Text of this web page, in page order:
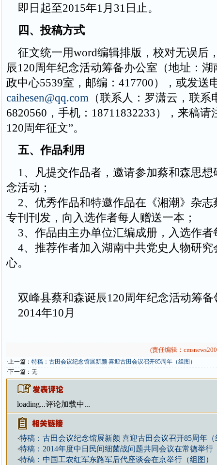
即日起至2015年1月31日止。
四、投稿方式
征文统一用word编辑排版，校对无误后
辰120周年纪念活动筹备办公室（地址：
政中心5539室，邮编：417700），或发送
caihesen@qq.com（联系人：罗潇云，联系
6820560，手机：18711832233），来稿请
120周年征文”。
五、作品利用
1、凡提交作品者，邀请参加蔡和森思想
念活动；
2、优秀作品和特邀作品在《湘潮》杂志
专刊刊发，向入选作者每人赠送一本；
3、作品由主办单位汇编成册，入选作者
4、推荐作者加入湖南中共党史人物研究
心。
双峰县蔡和森诞辰120周年纪念活动筹备
2014年10月
(责任编辑：
·上一篇： 特稿：古田会议纪念馆展新颜 喜迎古田会议召开85周年（组图）
·下一篇：无
loading...评论加载中...
·特稿：古田会议纪念馆展新颜 喜迎古田会议召开85周年（
·特稿：2014年度中日民间细菌战问题共同会议在常德举行
·特稿：中国工农红军东路军后代座谈会在京举行（组图）